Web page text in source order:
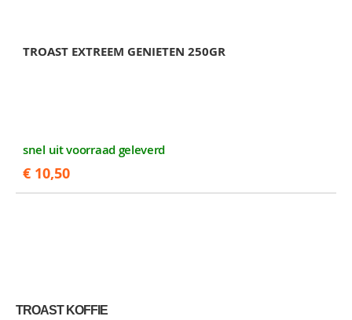
TROAST EXTREEM GENIETEN 250GR
snel uit voorraad geleverd
€ 10,50
TROAST KOFFIE